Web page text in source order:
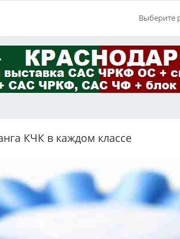
Выберите
КЧК в каждом классе